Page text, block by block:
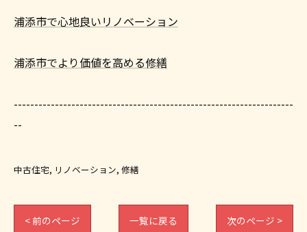
浦添市で心地良いリノベーション
浦添市でより価値を高める修繕
--------------------------------------------------------------------
--
中古住宅 リノベーション 修繕
< 前のページ 一覧に戻る 次のページ >